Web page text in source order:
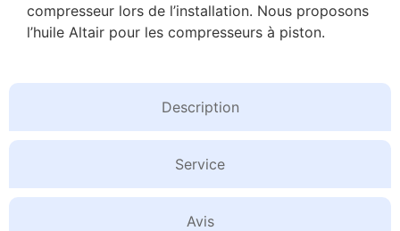
Description
Service
Avis
compresseur lors de l’installation. Nous proposons
l’huile Altair pour les compresseurs à piston.